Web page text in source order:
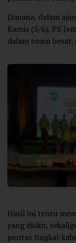
Dimana, dalam
Kamis (5/6), PS
dalam enam
Hasil ini tentu
yang diukir,
pentas tingkat